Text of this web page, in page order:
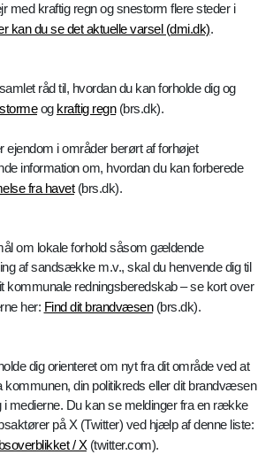
med kraftig regn og snestorm flere steder i
kan du se det aktuelle varsel (dmi.dk).
råd til, hvordan du kan forholde dig og
og kraftig regn(brs.dk).
ejendom i områder berørt af forhøjet
information om, hvordan du kan forberede
fra havet(brs.dk).
om lokale forhold såsom gældende
af sandsække m.v., skal du henvende dig til
kommunale redningsberedskab – se kort over
her: Find dit brandvæsen(brs.dk).
dig orienteret om nyt fra dit område ved at
kommunen, din politikreds eller dit brandvæsen
i medierne. Du kan se meldinger fra en række
på X (Twitter) ved hjælp af denne liste:
/ X(twitter.com).